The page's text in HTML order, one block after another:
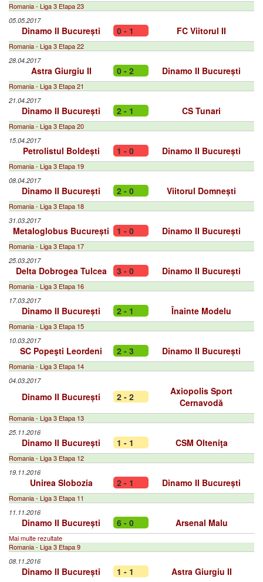
Romania - Liga 3 Etapa 23
05.05.2017
Dinamo II București 0 - 1 FC Viitorul II
Romania - Liga 3 Etapa 22
28.04.2017
Astra Giurgiu II 0 - 2 Dinamo II București
Romania - Liga 3 Etapa 21
21.04.2017
Dinamo II București 2 - 1 CS Tunari
Romania - Liga 3 Etapa 20
15.04.2017
Petrolistul Boldești 1 - 0 Dinamo II București
Romania - Liga 3 Etapa 19
08.04.2017
Dinamo II București 2 - 0 Viitorul Domnești
Romania - Liga 3 Etapa 18
31.03.2017
Metaloglobus București 1 - 0 Dinamo II București
Romania - Liga 3 Etapa 17
25.03.2017
Delta Dobrogea Tulcea 3 - 0 Dinamo II București
Romania - Liga 3 Etapa 16
17.03.2017
Dinamo II București 2 - 1 Înainte Modelu
Romania - Liga 3 Etapa 15
10.03.2017
SC Popeşti Leordeni 2 - 3 Dinamo II București
Romania - Liga 3 Etapa 14
04.03.2017
Dinamo II București 2 - 2
Axiopolis Sport
Cernavodă
Romania - Liga 3 Etapa 13
25.11.2016
Dinamo II București 1 - 1 CSM Olteniţa
Romania - Liga 3 Etapa 12
19.11.2016
Unirea Slobozia 2 - 1 Dinamo II București
Romania - Liga 3 Etapa 11
11.11.2016
Dinamo II București 6 - 0 Arsenal Malu
Mai multe rezultate
Romania - Liga 3 Etapa 9
08.11.2016
Dinamo II București 1 - 1 Astra Giurgiu II